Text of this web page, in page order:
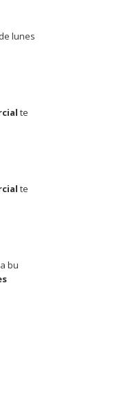
lunes
te
te
bu